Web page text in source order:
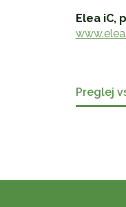
Elea iC,
Preglej